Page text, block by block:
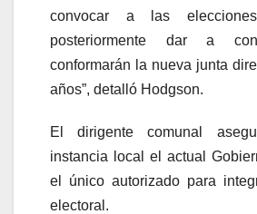
convocar a las
posteriormente dar a
conformarán la nueva junta
años”, detalló Hodgson.
El dirigente comunal
instancia local el actual
el único autorizado para
electoral.